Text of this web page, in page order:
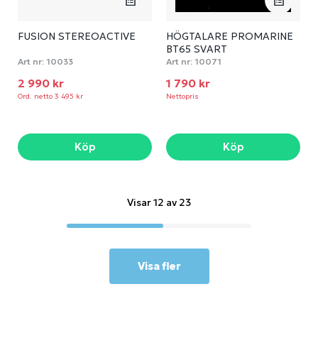
FUSION STEREOACTIVE
Art nr: 10033
2 990 kr
Ord. netto 3 495 kr
Köp
HÖGTALARE PROMARINE
BT65 SVART
Art nr: 10071
1 790 kr
Nettopris
Köp
Visar 12 av 23
Visa fler